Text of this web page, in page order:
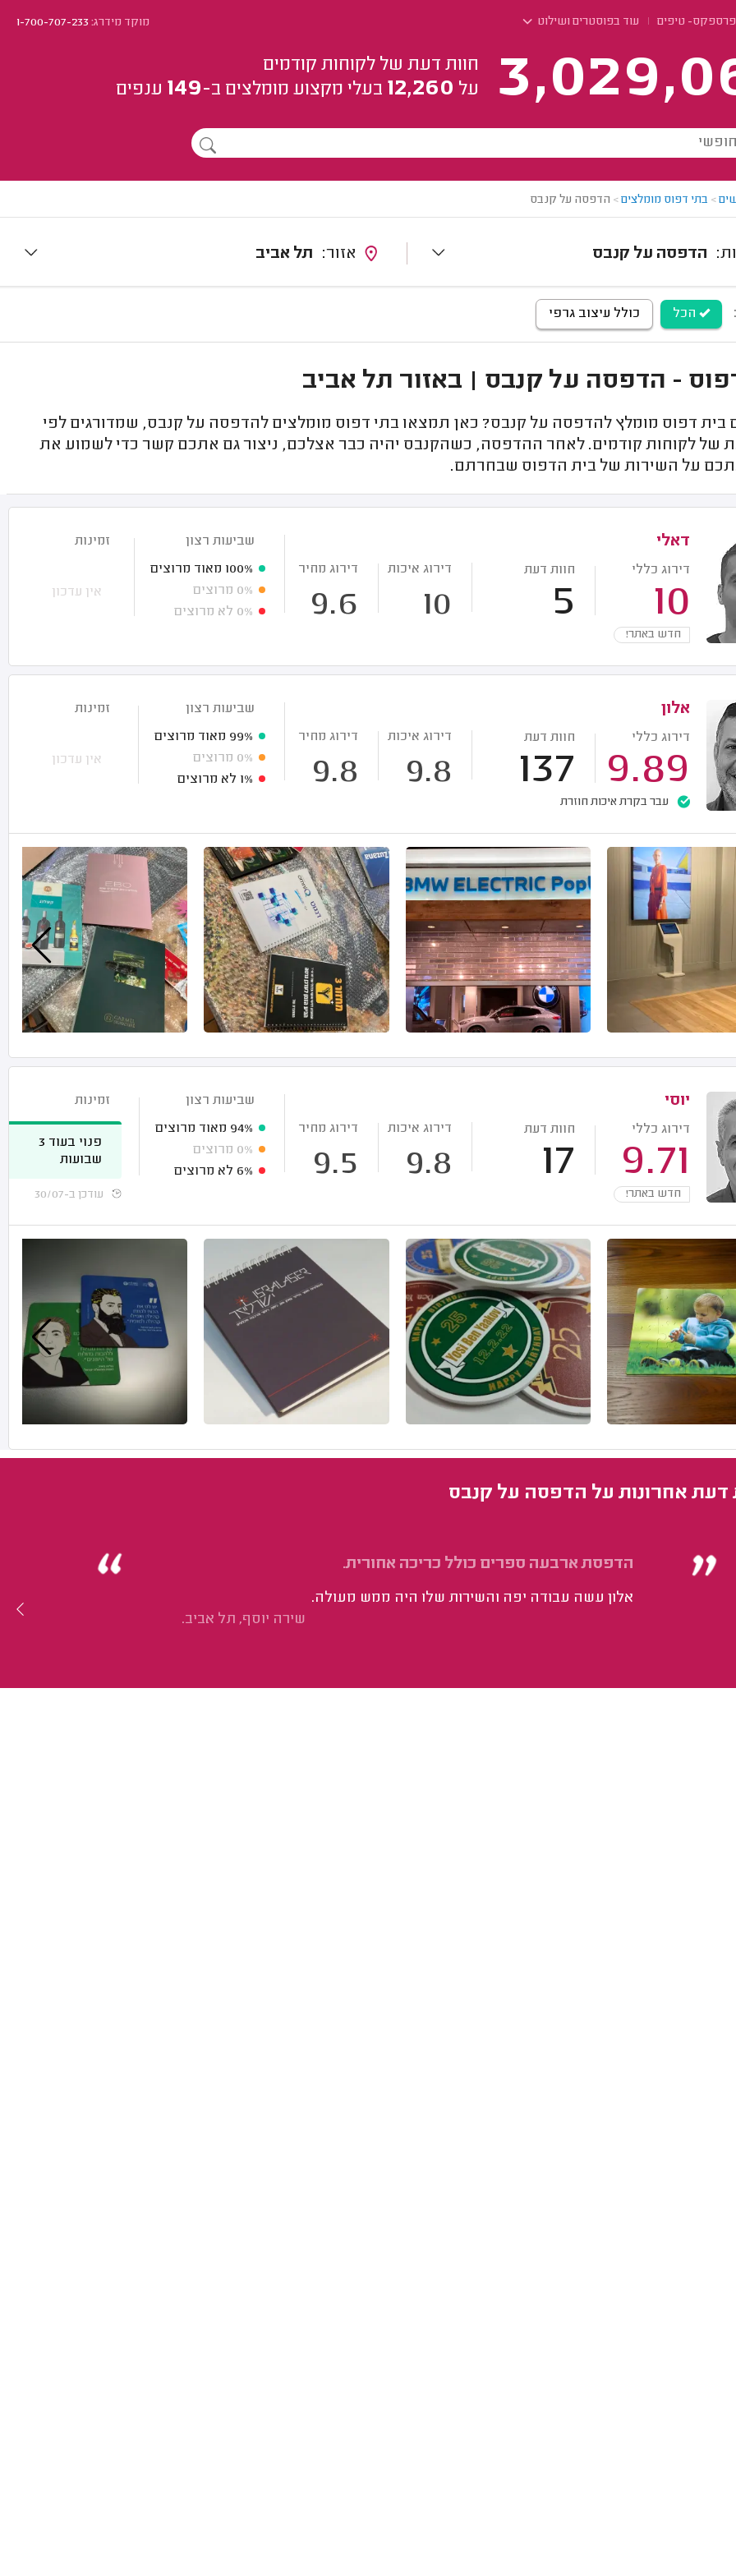
טיפים עוד בפוסטרים ושילוט מוקד מידרג:1-700-707-233
חוות דעת של לקוחות קודמים
על 12,260 בעלי מקצוע מומלצים ב-149 ענפים
> בתי דפוס מומלצים> הדפסה על קנבס
הדפסה על קנבס תל אביב
הכל כולל עיצוב גרפי
- הדפסה על קנבס | באזור תל אביב
דפוס מומלץ להדפסה על קנבס? כאן תמצאו בתי דפוס מומלצים להדפסה על קנבס, שמדורגים לפי
של לקוחות קודמים. לאחר ההדפסה, כשהקנבס יהיה כבר אצלכם, ניצור גם אתכם קשר כדי לשמוע את
על השירות של בית הדפוס שבחרתם.
דאלי
דירוג כללי
10
חוות דעת
5
דירוג איכות
10
דירוג מחיר
9.6
חדש באתר!
שביעות רצון
100% מאוד מרוצים
0% מרוצים
0% לא מרוצים
זמינות
אין עדכון
אלון
דירוג כללי
9.89
חוות דעת
137
דירוג איכות
9.8
דירוג מחיר
9.8
עבר בקרת איכות חוזרת
שביעות רצון
99% מאוד מרוצים
0% מרוצים
1% לא מרוצים
זמינות
אין עדכון
יוסי
דירוג כללי
9.71
חוות דעת
17
דירוג איכות
9.8
דירוג מחיר
9.5
חדש באתר!
שביעות רצון
94% מאוד מרוצים
0% מרוצים
6% לא מרוצים
זמינות
פנוי בעוד 3
שבועות
עודכן ב-30/07
דעת אחרונות על הדפסה על קנבס
הדפסת ארבעה ספרים כולל כריכה אחורית.
אלון עשה עבודה יפה והשירות שלו היה ממש מעולה.
שירה יוסף, תל אביב.